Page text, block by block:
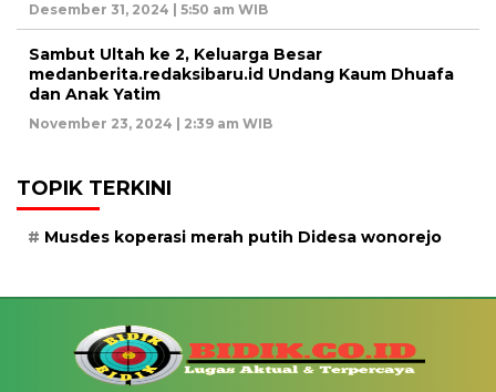
Desember 31, 2024 | 5:50 am WIB
Sambut Ultah ke 2, Keluarga Besar
medanberita.redaksibaru.id Undang Kaum Dhuafa
dan Anak Yatim
November 23, 2024 | 2:39 am WIB
TOPIK TERKINI
Musdes koperasi merah putih Didesa wonorejo